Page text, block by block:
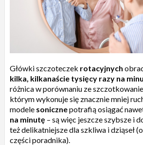
Główki szczoteczek rotacyjnych
kilka, kilkanaście tysięcy razy na
różnica w porównaniu ze
którym wykonuje się znacznie mniej
modele sonicznepotrafią osiągać
na minutę – są więc jeszcze szybsze i
też delikatniejsze dla szkliwa i dziąseł
części poradnika).